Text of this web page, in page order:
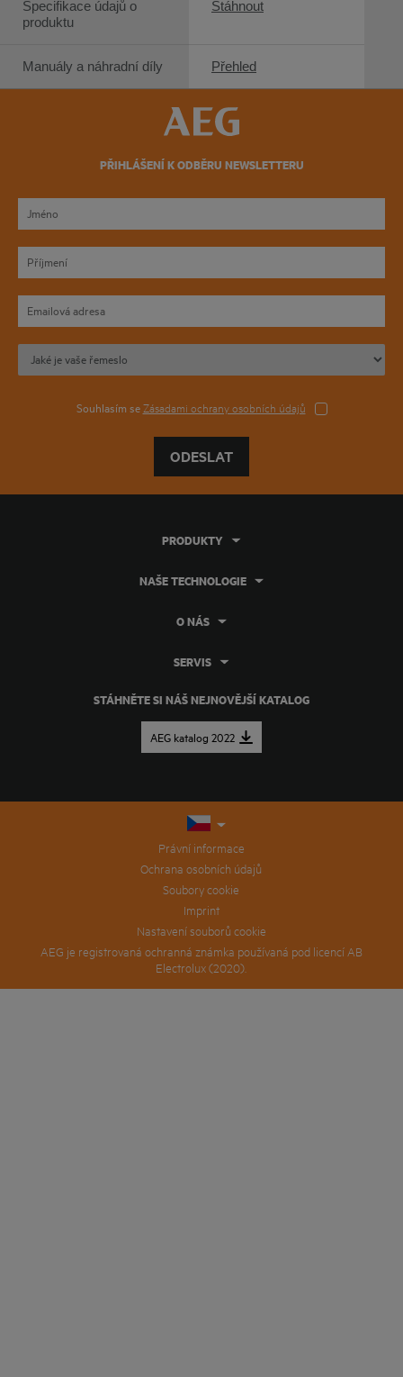
Specifikace údajů o
produktu
Manuály a náhradní díly
Stáhnout
Přehled
PŘIHLÁŠENÍ K ODBĚRU NEWSLETTERU
Souhlasím seZásadami ochrany osobních údajů
ODESLAT
STÁHNĚTE SI NÁŠ NEJNOVĚJŠÍ KATALOG
AEG katalog 2022
PRODUKTY
NAŠE TECHNOLOGIE
O NÁS
SERVIS
Právní informace
Ochrana osobních údajů
Soubory cookie
Imprint
Nastavení souborů cookie
AEG je registrovaná ochranná známka používaná pod licencí AB
Electrolux (2020).